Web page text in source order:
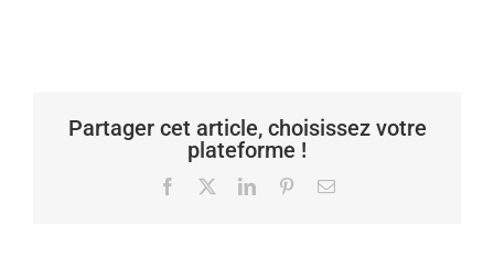
Partager cet article, choisissez votre
plateforme !
Facebook LinkedInPinterestEmail